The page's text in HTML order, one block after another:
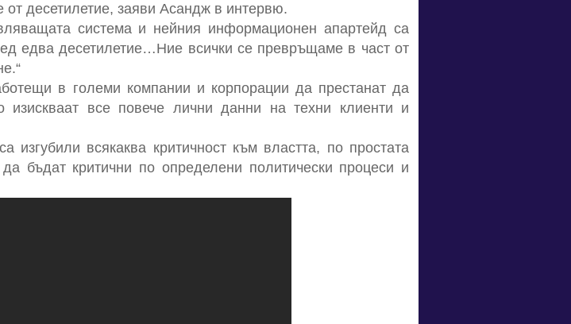
от десетилетие, заяви Асандж в интервю.
система и нейния информационен апартейд са
едва десетилетие…Ние всички се превръщаме в част от
в големи компании и корпорации да престанат да
изискваат все повече лични данни на техни клиенти и
изгубили всякаква критичност към властта, по простата
бъдат критични по определени политически процеси и